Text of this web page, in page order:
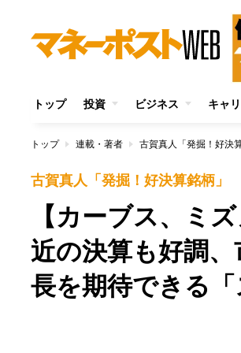
トップ 投資 ビジネス キャ
トップ 連載・著者 古賀真人「発掘！好決
古賀真人「発掘！好決算銘柄」
【カーブス、ミ
近の決算も好調
長を期待できる